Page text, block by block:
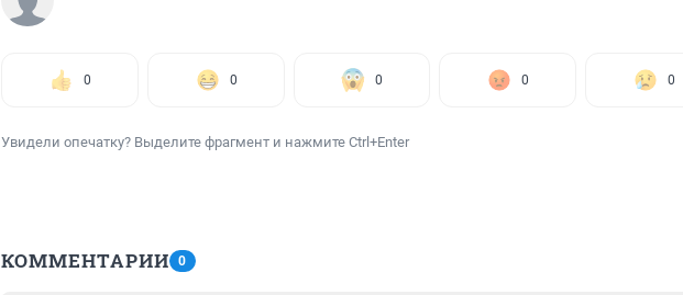
0 0 0 0 0
Увидели опечатку? Выделите фрагмент и нажмите Ctrl+Enter
КОММЕНТАРИИ 0